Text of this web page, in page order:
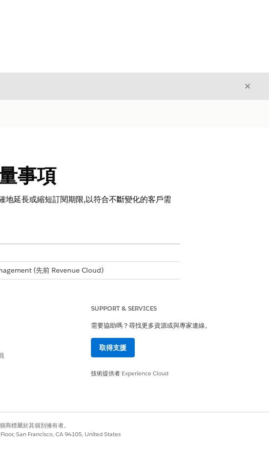
結束
事項
延長或縮短訂閱期限,以符合不斷變化的客戶需
(先前 Revenue Cloud)
最終數量資產。
SUPPORT & SERVICES
需要協助嗎？尋找更多資源或與專家連線。
取得支援
技術提供者 Experience Cloud
標屬於其個別擁有者。
San Francisco, CA 94105, United States